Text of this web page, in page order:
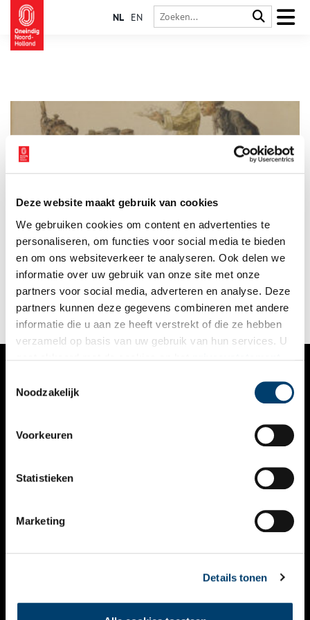
Deze website maakt gebruik van cookies
We gebruiken cookies om content en advertenties te
personaliseren, om functies voor social media te bieden
en om ons websiteverkeer te analyseren. Ook delen we
informatie over uw gebruik van onze site met onze
partners voor social media, adverteren en analyse. Deze
partners kunnen deze gegevens combineren met andere
informatie die u aan ze heeft verstrekt of die ze hebben
verzameld op basis van uw gebruik van hun services. U
Noodzakelijk
Voorkeuren
Statistieken
Marketing
Details tonen
NL EN
Tot aan de Tweede Wereldoorlog, toen driekwart van de Joodse
bevolking door de nazi’s werd uitgemoord, kende Amsterdam
een levendige straathandel in zuur, zoals augurken en uitjes.
Die merendeels Joodse straathandel, met zijn
‘augurkiesmannen’, is niet meer. Van de destijds tientallen
Amsterdamse zuurinleggerijen is er nog maar één over.
VERHALEN
KALENDER
THEMA’S
VIDEO’S
CONTACT